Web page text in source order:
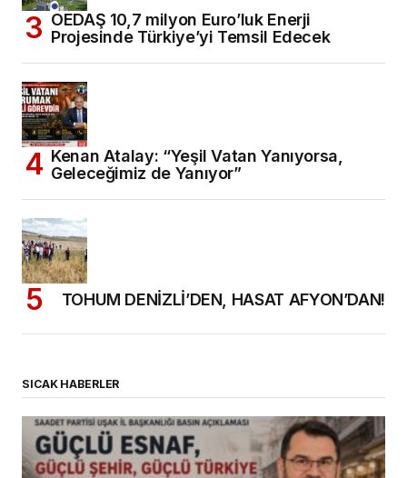
OEDAŞ 10,7 milyon Euro’luk Enerji
Projesinde Türkiye’yi Temsil Edecek
Kenan Atalay: “Yeşil Vatan Yanıyorsa,
Geleceğimiz de Yanıyor”
TOHUM DENİZLİ’DEN, HASAT AFYON’DAN!
SICAK HABERLER